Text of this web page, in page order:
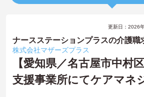
更新日：2026
ナースステーションプラスの介護職
株式会社マザーズプラス
【愛知県／名古屋市中
支援事業所にてケアマネ